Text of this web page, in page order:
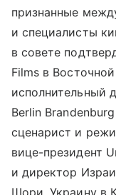
признанные
и специалисты
в совете
Films в
исполнительный
Berlin
сценарист и
вице-президент
и директор
Шори. Украину в